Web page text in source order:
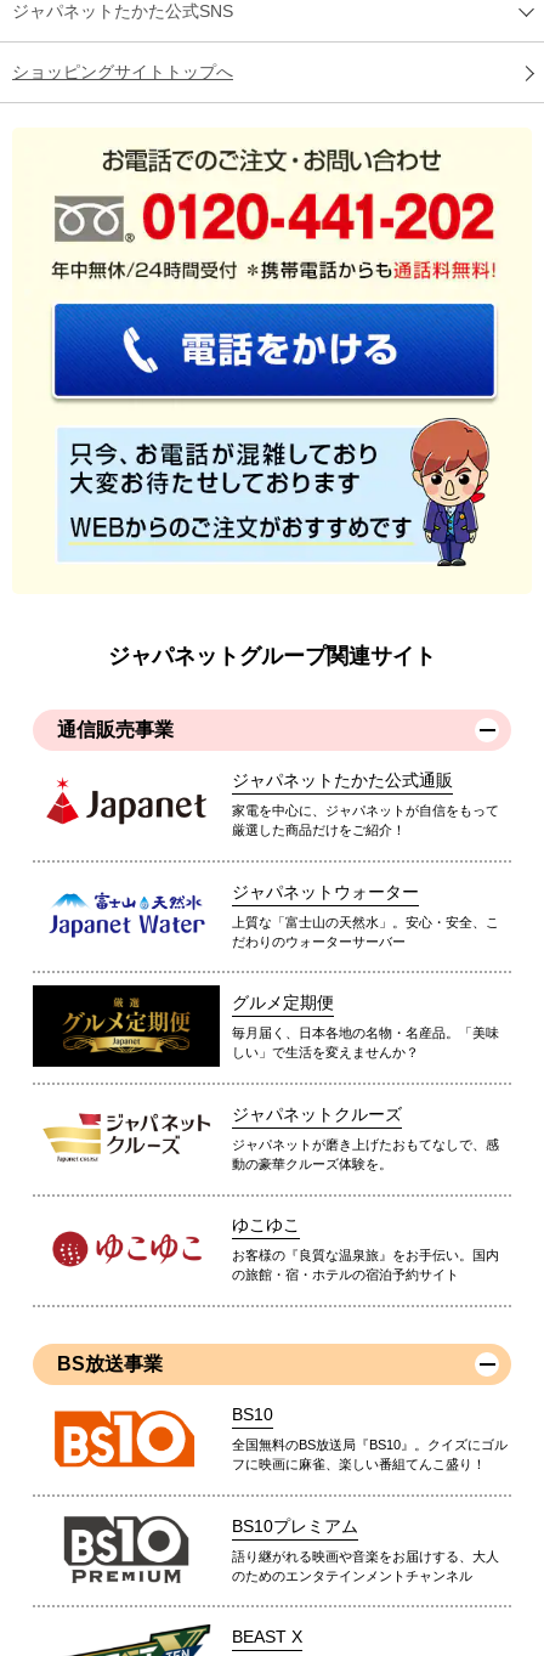
ジャパネットたかた公式SNS
ショッピングサイトトップへ
ジャパネットグループ関連サイト
通信販売事業
ジャパネットたかた公式通販
家電を中心に、ジャパネットが自信をもって
厳選した商品だけをご紹介！
ジャパネットウォーター
上質な「富士山の天然水」。安心・安全、こ
だわりのウォーターサーバー
グルメ定期便
毎月届く、日本各地の名物・名産品。「美味
しい」で生活を変えませんか？
ジャパネットクルーズ
ジャパネットが磨き上げたおもてなしで、感
動の豪華クルーズ体験を。
ゆこゆこ
お客様の『良質な温泉旅』をお手伝い。国内
の旅館・宿・ホテルの宿泊予約サイト
BS放送事業
BS10
全国無料のBS放送局『BS10』。クイズにゴル
フに映画に麻雀、楽しい番組てんこ盛り！
BS10プレミアム
語り継がれる映画や音楽をお届けする、大人
のためのエンタテインメントチャンネル
BEAST X